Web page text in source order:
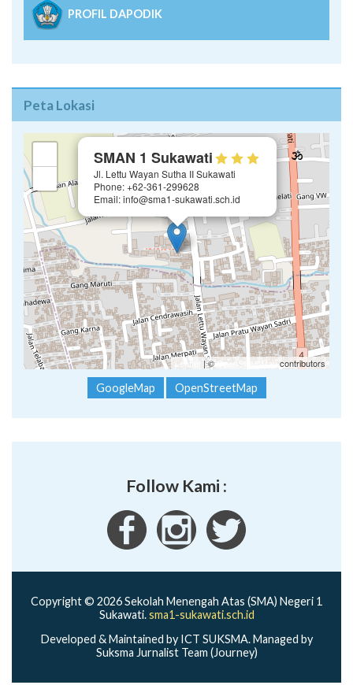
PROFIL DAPODIK
Peta Lokasi
SMAN 1 Sukawati
Jl. Lettu Wayan Sutha II Sukawati
Phone: +62-361-299628
Email: info@sma1-sukawati.sch.id
Leaflet | ©OpenStreetMap contributors
GoogleMap OpenStreetMap
Follow Kami :
Copyright © 2026 Sekolah Menengah Atas (SMA) Negeri 1
Sukawati.sma1-sukawati.sch.id
Developed & Maintained by ICT SUKSMA. Managed by
Suksma Jurnalist Team (Journey)